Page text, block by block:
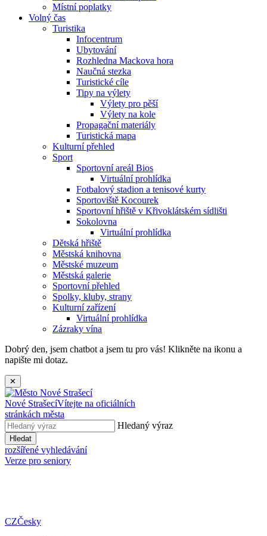
Místní poplatky
Volný čas
Turistika
Infocentrum
Ubytování
Rozhledna Mackova hora
Naučná stezka
Turistické cíle
Tipy na výlety
Výlety pro pěší
Výlety na kole
Propagační materiály
Turistická mapa
Kulturní přehled
Sport
Sportovní areál Bios
Virtuální prohlídka
Fotbalový stadion a tenisové kurty
Sportoviště Kocourek
Sportovní hřiště v Křivoklátském sídlišti
Sokolovna
Virtuální prohlídka
Dětská hřiště
Městská knihovna
Městské muzeum
Městská galerie
Sportovní přehled
Spolky, kluby, strany
Kulturní zařízení
Virtuální prohlídka
Zázraky vína
Dobrý den, jsem chatbot a jsem tu pro vás! Klikněte na ikonu a
napište mi dotaz.
✕
Nové StrašecíVítejte na oficiálních
stránkách města
Hledaný výraz
Hledat
rozšířené vyhledávání
Verze pro seniory
CZČesky